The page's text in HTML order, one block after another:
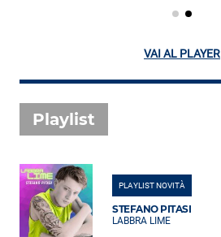
VAI AL PLAYER
Playlist
PLAYLIST NOVITÀ
STEFANO PITASI
LABBRA LIME